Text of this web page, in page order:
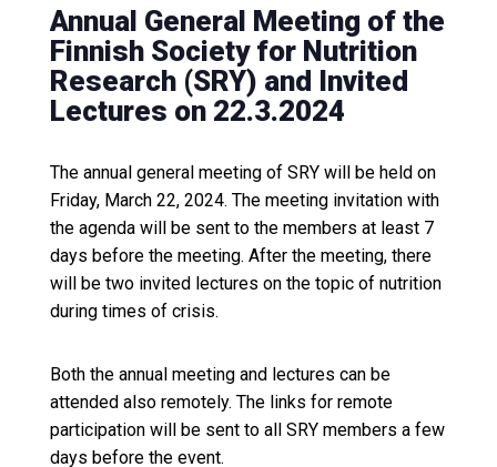
Annual General Meeting of the
Finnish Society for Nutrition
Research (SRY) and Invited
Lectures on 22.3.2024
The annual general meeting of SRY will be held on
Friday, March 22, 2024. The meeting invitation with
the agenda will be sent to the members at least 7
days before the meeting. After the meeting, there
will be two invited lectures on the topic of nutrition
during times of crisis.
Both the annual meeting and lectures can be
attended also remotely. The links for remote
participation will be sent to all SRY members a few
days before the event.